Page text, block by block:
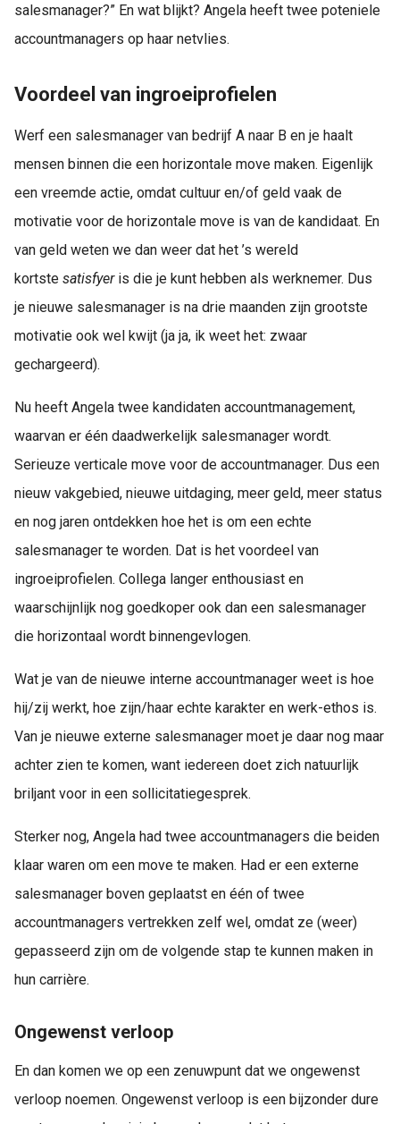
salesmanager?” En wat blijkt? Angela heeft twee poteniele
accountmanagers op haar netvlies.
Voordeel van ingroeiprofielen
Werf een salesmanager van bedrijf A naar B en je haalt
mensen binnen die een horizontale move maken. Eigenlijk
een vreemde actie, omdat cultuur en/of geld vaak de
motivatie voor de horizontale move is van de kandidaat. En
van geld weten we dan weer dat het ’s wereld
kortste satisfyeris die je kunt hebben als werknemer. Dus
je nieuwe salesmanager is na drie maanden zijn grootste
motivatie ook wel kwijt (ja ja, ik weet het: zwaar
gechargeerd).
Nu heeft Angela twee kandidaten accountmanagement,
waarvan er één daadwerkelijk salesmanager wordt.
Serieuze verticale move voor de accountmanager. Dus een
nieuw vakgebied, nieuwe uitdaging, meer geld, meer status
en nog jaren ontdekken hoe het is om een echte
salesmanager te worden. Dat is het voordeel van
ingroeiprofielen. Collega langer enthousiast en
waarschijnlijk nog goedkoper ook dan een salesmanager
die horizontaal wordt binnengevlogen.
Wat je van de nieuwe interne accountmanager weet is hoe
hij/zij werkt, hoe zijn/haar echte karakter en werk-ethos is.
Van je nieuwe externe salesmanager moet je daar nog maar
achter zien te komen, want iedereen doet zich natuurlijk
briljant voor in een sollicitatiegesprek.
Sterker nog, Angela had twee accountmanagers die beiden
klaar waren om een move te maken. Had er een externe
salesmanager boven geplaatst en één of twee
accountmanagers vertrekken zelf wel, omdat ze (weer)
gepasseerd zijn om de volgende stap te kunnen maken in
hun carrière.
Ongewenst verloop
En dan komen we op een zenuwpunt dat we ongewenst
verloop noemen. Ongewenst verloop is een bijzonder dure